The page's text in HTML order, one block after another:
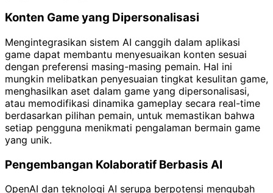
Konten Game yang Dipersonalisasi
Mengintegrasikan sistem AI canggih dalam aplikasi
game dapat membantu menyesuaikan konten sesuai
dengan preferensi masing-masing pemain. Hal ini
mungkin melibatkan penyesuaian tingkat kesulitan game,
menghasilkan aset dalam game yang dipersonalisasi,
atau memodifikasi dinamika gameplay secara real-time
berdasarkan pilihan pemain, untuk memastikan bahwa
setiap pengguna menikmati pengalaman bermain game
yang unik.
Pengembangan Kolaboratif Berbasis AI
OpenAI dan teknologi AI serupa berpotensi mengubah